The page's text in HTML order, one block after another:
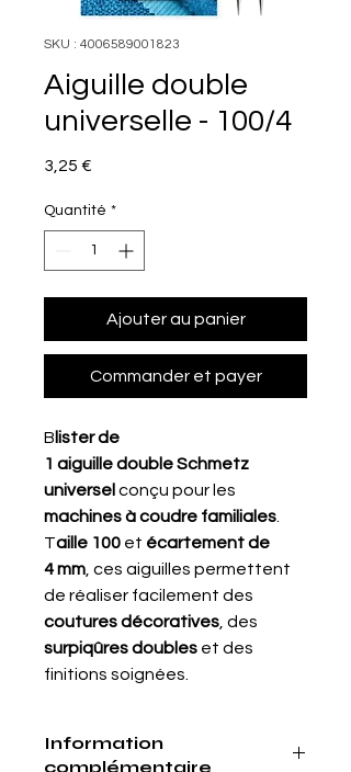
SKU : 4006589001823
Aiguille double
universelle - 100/4
3,25 €
Quantité *
Ajouter au panier
Commander et payer
B lister de
1 aiguille double Schmetz
universel conçu pour les
machines à coudre familiales.
Taille 100 et écartement de
4 mm, ces aiguilles permettent
de réaliser facilement des
coutures décoratives, des
surpiqûres doubles et des
finitions soignées.
Information
complémentaire